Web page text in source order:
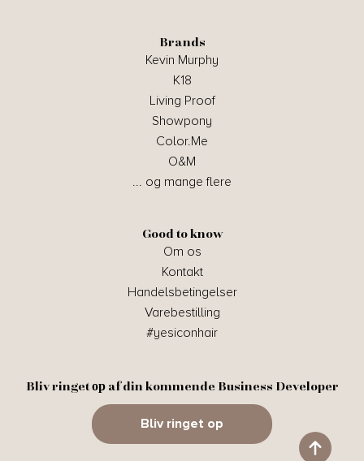
Brands
Kevin Murphy
K18
Living Proof
Showpony
Color.Me
O&M
... og mange flere
Good to know
Om os
Kontakt
Handelsbetingelser
Varebestilling
#yesiconhair
Bliv ringet ор af din kommende Business Developer
Bliv ringet op